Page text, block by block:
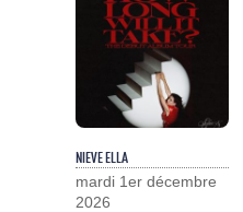
NIEVE ELLA
mardi 1er décembre
2026